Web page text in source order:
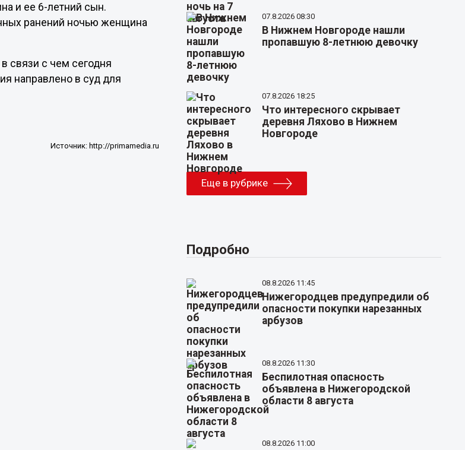
и ее 6-летний сын.
ранений ночью женщина
связи с чем сегодня
направлено в суд для
Источник: http://primamedia.ru
07.8.2026 08:30
В Нижнем Новгороде нашли
пропавшую 8-летнюю девочку
07.8.2026 18:25
Что интересного скрывает
деревня Ляхово в Нижнем
Новгороде
Еще в рубрике
Подробно
08.8.2026 11:45
Нижегородцев предупредили об
опасности покупки нарезанных
арбузов
08.8.2026 11:30
Беспилотная опасность
объявлена в Нижегородской
области 8 августа
08.8.2026 11:00